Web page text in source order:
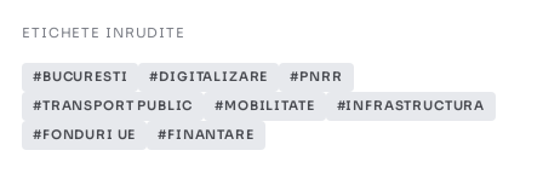
ETICHETE INRUDITE
#BUCURESTI #DIGITALIZARE
#PNRR
#TRANSPORT PUBLIC
#MOBILITATE
#INFRASTRUCTURA
#FONDURI UE
#FINANTARE